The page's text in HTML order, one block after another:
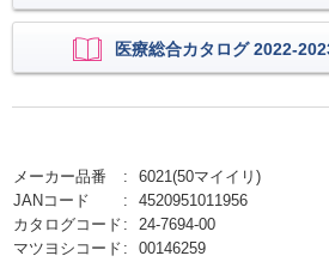
医療総合カタログ 2022-
メーカー品番
6021(50マイイリ)
JANコード
4520951011956
カタログコード
24-7694-00
マツヨシコード
00146259